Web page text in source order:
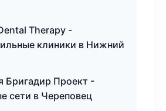
Therapy -
клиники в Нижний
Бригадир Проект -
сети в Череповец